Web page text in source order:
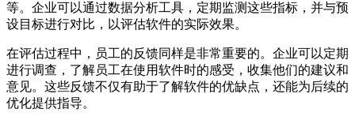
等。企业可以通过数据分析工具，定期监测这些指标，并与预
设目标进行对比，以评估软件的实际效果。
在评估过程中，员工的反馈同样是非常重要的。企业可以定期
进行调查，了解员工在使用软件时的感受，收集他们的建议和
意见。这些反馈不仅有助于了解软件的优缺点，还能为后续的
优化提供指导。